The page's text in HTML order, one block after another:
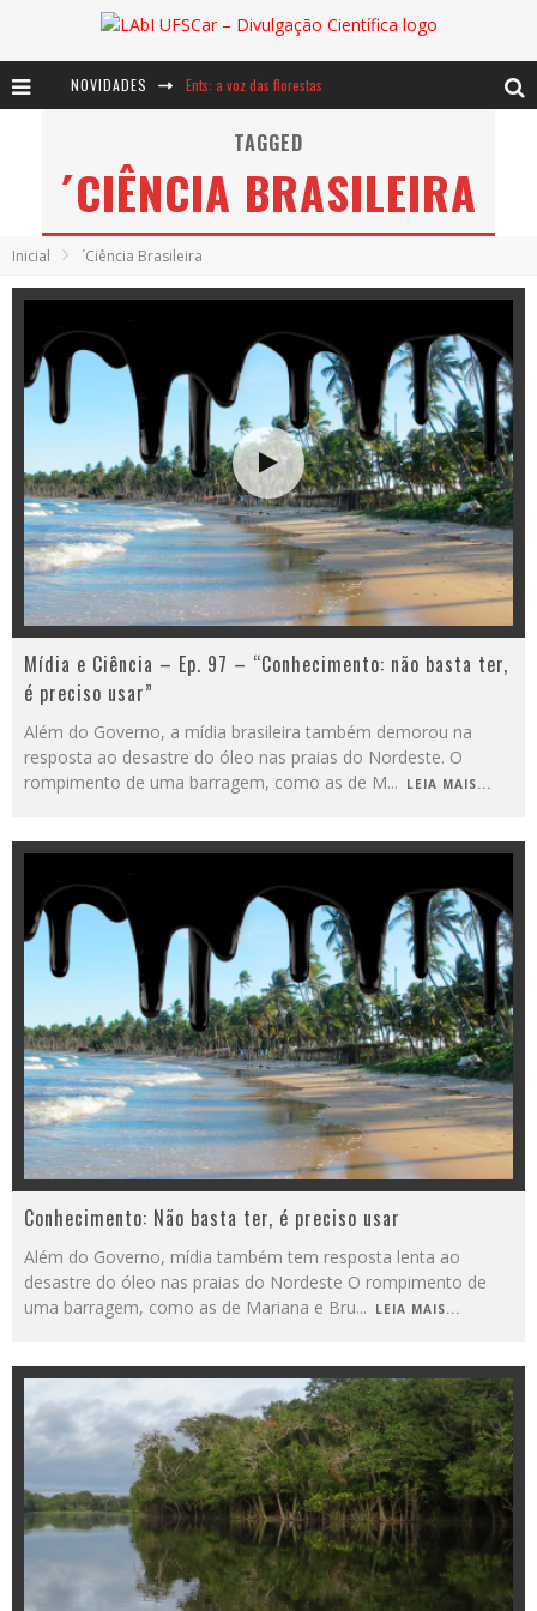
NOVIDADES Ents: a voz das florestas
Notáveis: Bertha Lutz
Baú de Histórias - A jamais imaginada aventura com os moinhos de vento
TAGGED
´CIÊNCIA BRASILEIRA
Inicial ´Ciência Brasileira
Mídia e Ciência – Ep. 97 – “Conhecimento: não basta ter,
é preciso usar”
Além do Governo, a mídia brasileira também demorou na
resposta ao desastre do óleo nas praias do Nordeste. O
rompimento de uma barragem, como as de M... LEIA MAIS...
Conhecimento: Não basta ter, é preciso usar
Além do Governo, mídia também tem resposta lenta ao
desastre do óleo nas praias do Nordeste O rompimento de
uma barragem, como as de Mariana e Bru... LEIA MAIS...